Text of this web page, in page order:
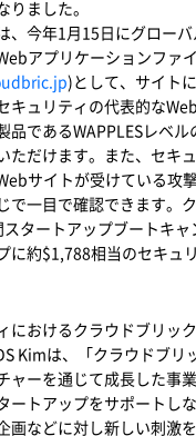
りました。
、今年1月15日にグロー
アプリケーションファ
)として、サイト
キュリティの代表的な
品であるWAPPLESレベル
ただけます。また、セキ
サイトが受けている攻
で一目で確認できます。
タートアップブートキャ
に約$1,788相当のセキュ
におけるクラウドブリッ
Kimは、「クラウドブリ
ャーを通じて成長した事
ートアップをサポートし
画などに対し新しい刺激